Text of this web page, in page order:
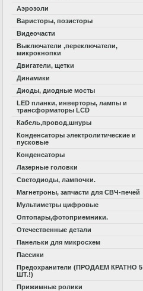
Аэрозоли
Варисторы, позисторы
Видеочасти
Выключатели ,переключатели,
микрокнопки
Двигатели, щетки
Динамики
Диоды, диодные мосты
LED планки, инверторы, лампы и
трансформаторы LCD
Кабель,провод,шнуры
Конденсаторы электролитические и
пусковые
Конденсаторы
Лазерные головки
Светодиоды, лампочки.
Магнетроны, запчасти для СВЧ-печей
Мультиметры цифровые
Оптопары,фотоприемники.
Отечественные детали
Панельки для микросхем
Пассики
Предохранители (ПРОДАЕМ КРАТНО 5
ШТ.!)
Прижимные ролики